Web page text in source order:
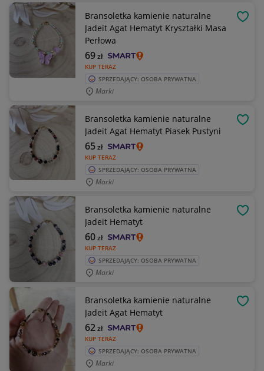
Bransoletka kamienie naturalne
Jadeit Agat Hematyt Kryształki Masa
Perłowa
KUP TERAZ
69zł
SPRZEDAJĄCY: OSOBA PRYWATNA
Marki
Bransoletka kamienie naturalne
Jadeit Agat Hematyt Piasek Pustyni
KUP TERAZ
65zł
SPRZEDAJĄCY: OSOBA PRYWATNA
Marki
Bransoletka kamienie naturalne
Jadeit Hematyt
KUP TERAZ
60zł
SPRZEDAJĄCY: OSOBA PRYWATNA
Marki
Bransoletka kamienie naturalne
Jadeit Agat Hematyt
KUP TERAZ
62zł
SPRZEDAJĄCY: OSOBA PRYWATNA
Marki